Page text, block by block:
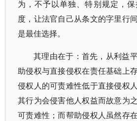
为，不予以单独、特别规定，
度，让法官自己从条文的字里行
是最佳选择。
其理由在于：首先，从利益
助侵权与直接侵权在责任基础上
侵权人的可责难性低于直接侵权
其行为会侵害他人权益而故意为
可责难性；而帮助侵权人虽然存